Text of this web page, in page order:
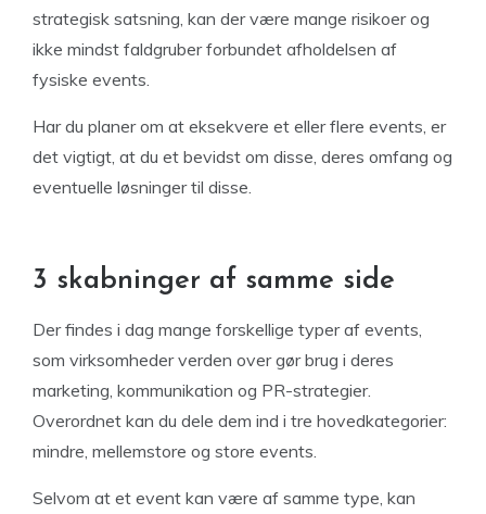
strategisk satsning, kan der være mange risikoer og
ikke mindst faldgruber forbundet afholdelsen af
fysiske events.
Har du planer om at eksekvere et eller flere events, er
det vigtigt, at du et bevidst om disse, deres omfang og
eventuelle løsninger til disse.
3 skabninger af samme side
Der findes i dag mange forskellige typer af events,
som virksomheder verden over gør brug i deres
marketing, kommunikation og PR-strategier.
Overordnet kan du dele dem ind i tre hovedkategorier:
mindre, mellemstore og store events.
Selvom at et event kan være af samme type, kan